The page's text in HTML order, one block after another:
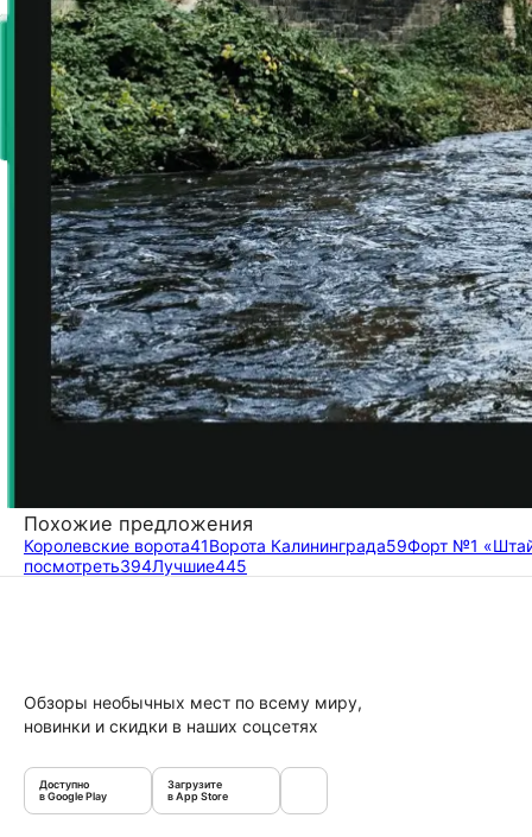
Похожие предложения
Королевские ворота41Ворота Калининграда59Форт №1
посмотреть394Лучшие445
Обзоры необычных мест по всему миру,
новинки и скидки в наших соцсетях
Доступно
в Google Play
Загрузите
в App Store